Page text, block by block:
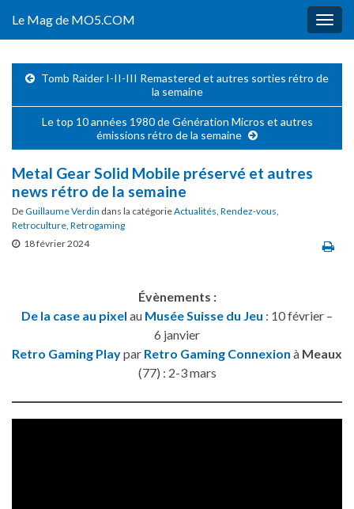
Le Mag de MO5.COM
Tomb Raider I-II-III Remastered et autres sorties rétro de
la semaine
Le top 10 années 1980 de Génération Micros et autres
émissions rétro de la semaine
Metal Gear Solid Mobile préservé et autres
news rétro de la semaine
DeGuillaume Verdin dans la catégorieActualités, Rendez-vous,
Retroculture, Retrogaming
18 février 2024
Évènements :
De la case au pixel au Musée Suisse du Jeu : 10 février –
6 janvier
Retro Gaming Playpar Retro Gaming Connexion à Meaux
(77) : 2-3 mars